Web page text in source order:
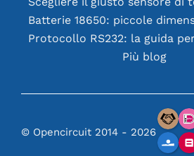
Protocollo RS232: la guida
Più blog
© Opencircuit 2014 - 2026